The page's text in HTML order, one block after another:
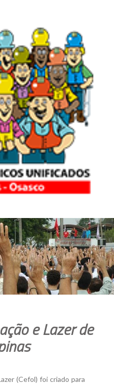
e Lazer de
(Cefol) foi criado para